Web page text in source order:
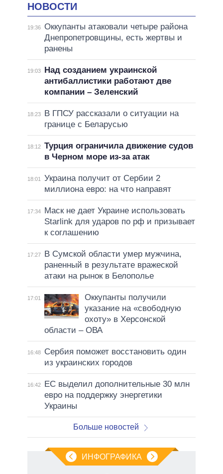
НОВОСТИ
19:36 Оккупанты атаковали четыре района
Днепропетровщины, есть жертвы и
ранены
19:03
Над созданием украинской
антибаллистики работают две
компании – Зеленский
18:23
В ГПСУ рассказали о ситуации на
границе с Беларусью
18:12 Турция ограничила движение судов
в Черном море из-за атак
18:01
Украина получит от Сербии 2
миллиона евро: на что направят
17:34
Маск не дает Украине использовать
Starlink для ударов по рф и призывает
к соглашению
17:27
В Сумской области умер мужчина,
раненный в результате вражеской
атаки на рынок в Белополье
17:01
Оккупанты получили
указание на «свободную
охоту» в Херсонской
области – ОВА
16:48
Сербия поможет восстановить один
из украинских городов
16:42
ЕС выделил дополнительные 30 млн
евро на поддержку энергетики
Украины
Больше новостей
ИНФОГРАФИКА